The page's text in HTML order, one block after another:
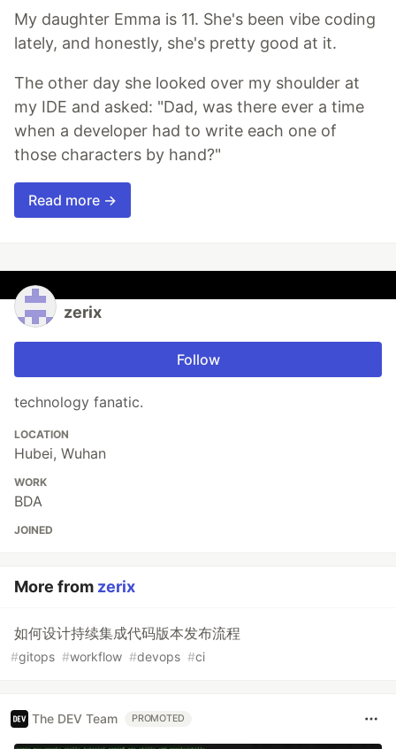
My daughter Emma is 11. She's been vibe coding
lately, and honestly, she's pretty good at it.
The other day she looked over my shoulder at
my IDE and asked: "Dad, was there ever a time
when a developer had to write each one of
those characters by hand?"
Read more →
zerix
Follow
technology fanatic.
LOCATION
Hubei, Wuhan
WORK
BDA
JOINED
More from zerix
如何设计持续集成代码版本发布流程
#gitops #workflow #devops #ci
The DEV Team PROMOTED